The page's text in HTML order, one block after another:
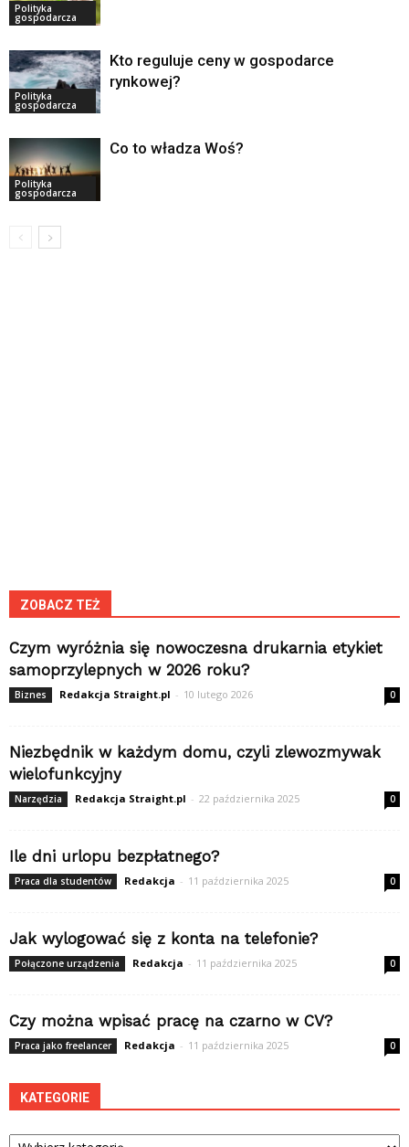
Polityka
gospodarcza
Polityka
gospodarcza
Kto reguluje ceny w gospodarce
rynkowej?
Polityka
gospodarcza
Co to władza Woś?
ZOBACZ TEŻ
Czym wyróżnia się nowoczesna drukarnia etykiet
samoprzylepnych w 2026 roku?
Biznes Redakcja Straight.pl - 10 lutego 2026 0
Niezbędnik w każdym domu, czyli zlewozmywak
wielofunkcyjny
Narzędzia Redakcja Straight.pl - 22 października 2025 0
Ile dni urlopu bezpłatnego?
Praca dla studentów Redakcja - 11 października 2025 0
Jak wylogować się z konta na telefonie?
Połączone urządzenia Redakcja - 11 października 2025 0
Czy można wpisać pracę na czarno w CV?
Praca jako freelancer Redakcja - 11 października 2025 0
KATEGORIE
Kategorie